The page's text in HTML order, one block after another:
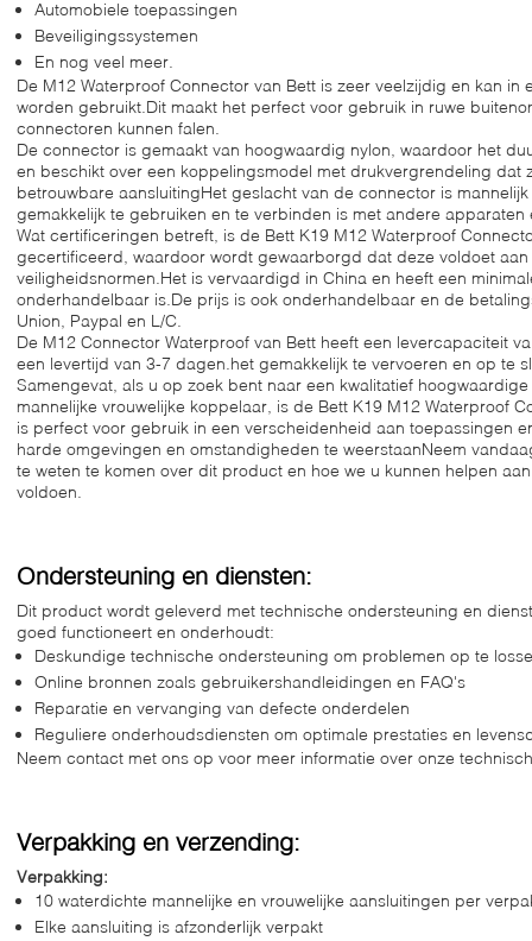
Automobiele toepassingen
Beveiligingssystemen
En nog veel meer.
De M12 Waterproof Connector van Bett is zeer veelzijdig en kan
worden gebruikt.Dit maakt het perfect voor gebruik in ruwe
connectoren kunnen falen.
De connector is gemaakt van hoogwaardig nylon, waardoor het
en beschikt over een koppelingsmodel met drukvergrendeling dat
betrouwbare aansluitingHet geslacht van de connector is
gemakkelijk te gebruiken en te verbinden is met andere apparaten
Wat certificeringen betreft, is de Bett K19 M12 Waterproof
gecertificeerd, waardoor wordt gewaarborgd dat deze voldoet
veiligheidsnormen.Het is vervaardigd in China en heeft een
onderhandelbaar is.De prijs is ook onderhandelbaar en de
Union, Paypal en L/C.
De M12 Connector Waterproof van Bett heeft een levercapaciteit
een levertijd van 3-7 dagen.het gemakkelijk te vervoeren en op te
Samengevat, als u op zoek bent naar een kwalitatief
mannelijke vrouwelijke koppelaar, is de Bett K19 M12 Waterproof
is perfect voor gebruik in een verscheidenheid aan toepassingen
harde omgevingen en omstandigheden te weerstaanNeem
te weten te komen over dit product en hoe we u kunnen helpen
voldoen.
Ondersteuning en diensten:
Dit product wordt geleverd met technische ondersteuning en
goed functioneert en onderhoudt:
Deskundige technische ondersteuning om problemen op te
Online bronnen zoals gebruikershandleidingen en FAQ's
Reparatie en vervanging van defecte onderdelen
Reguliere onderhoudsdiensten om optimale prestaties en
Neem contact met ons op voor meer informatie over onze
Verpakking en verzending:
Verpakking:
10 waterdichte mannelijke en vrouwelijke aansluitingen per
Elke aansluiting is afzonderlijk verpakt